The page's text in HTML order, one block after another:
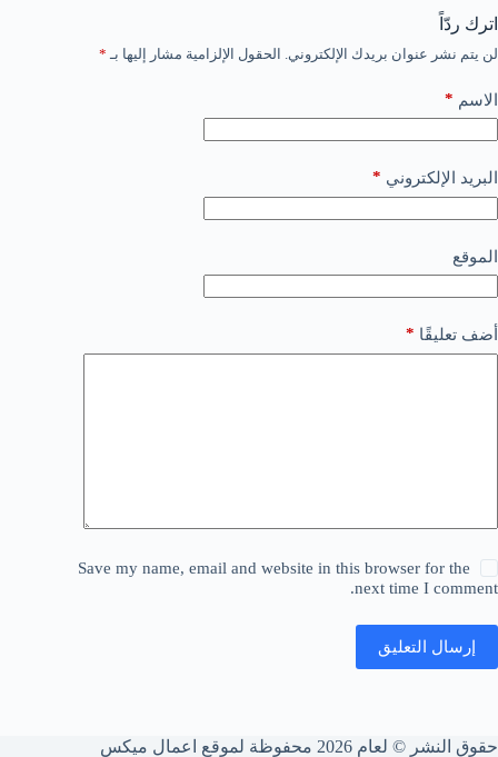
اترك ردّاً
لن يتم نشر عنوان بريدك الإلكتروني. الحقول الإلزامية مشار إليها بـ *
الاسم *
البريد الإلكتروني *
الموقع
أضف تعليقًا *
Save my name, email and website in this browser for the
next time I comment.
إرسال التعليق
حقوق النشر © لعام 2026 محفوظة لموقع اعمال ميكس